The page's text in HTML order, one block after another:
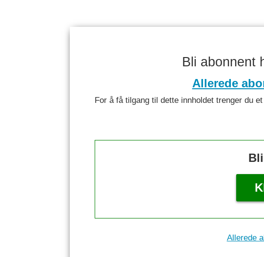
Bli abonnent
Allerede
For å få tilgang til dette innholdet trenger du
Allerede